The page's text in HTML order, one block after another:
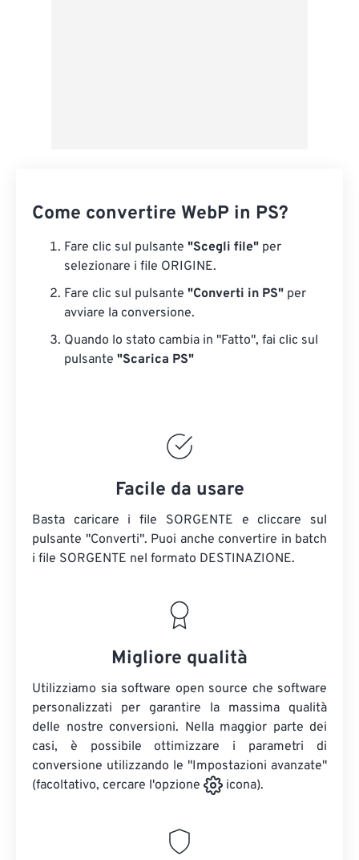
Come convertire WebP in PS?
Fare clic sul pulsante "Scegli file" per
selezionare i file ORIGINE.
Fare clic sul pulsante "Converti in PS" per
avviare la conversione.
Quando lo stato cambia in "Fatto", fai clic sul
pulsante "Scarica PS"
Facile da usare
Basta caricare i file SORGENTE e cliccare sul
pulsante "Converti". Puoi anche convertire in batch
i file SORGENTE nel formato DESTINAZIONE.
Migliore qualità
Utilizziamo sia software open source che software
personalizzati per garantire la massima qualità
delle nostre conversioni. Nella maggior parte dei
casi, è possibile ottimizzare i parametri di
conversione utilizzando le "Impostazioni avanzate"
(facoltativo, cercare l'opzione
icona).